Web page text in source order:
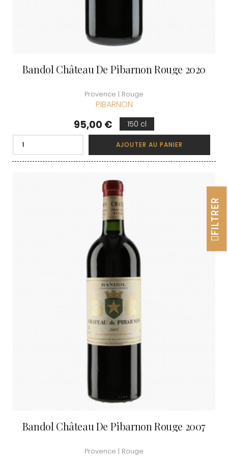
Bandol Château De Pibarnon Rouge 2020
Provence | Rouge
PIBARNON
Prix
95,00 € 150 cl
AJOUTER AU PANIER
Bandol Château De Pibarnon Rouge 2007
Provence | Rouge
FILTRER